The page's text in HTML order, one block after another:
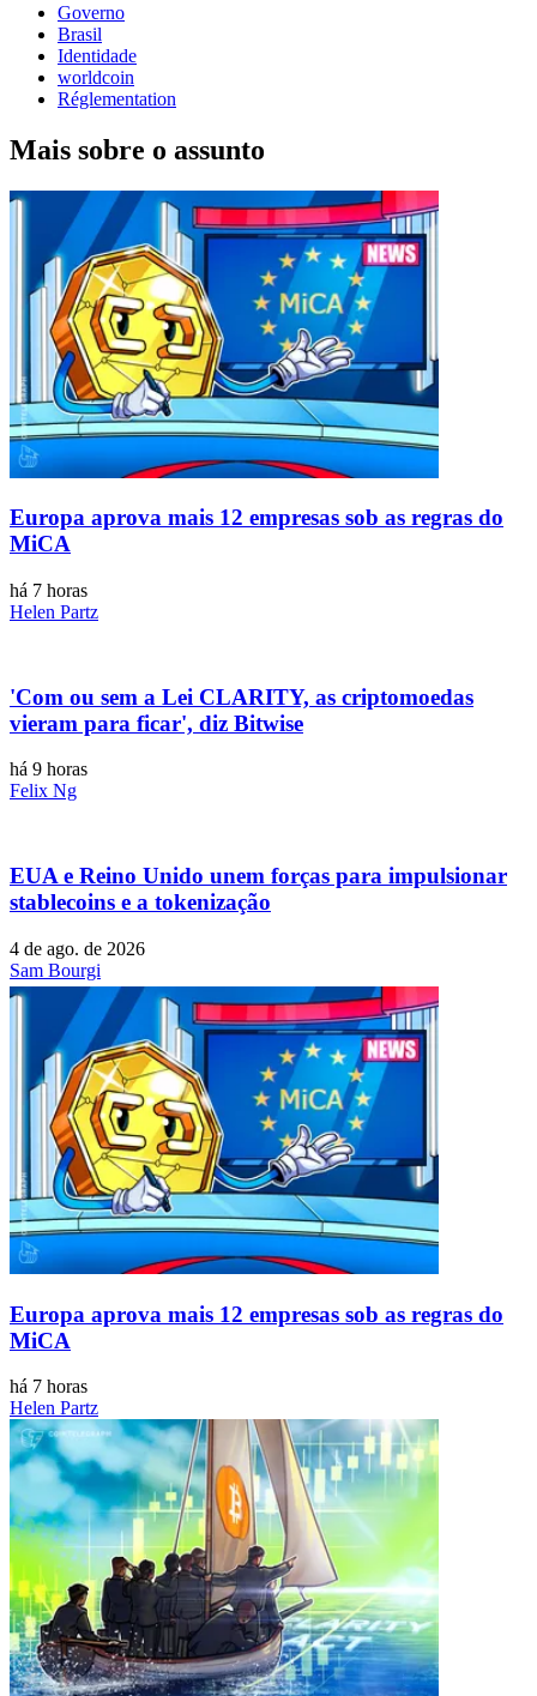
Governo
Brasil
Identidade
worldcoin
Réglementation
Mais sobre o assunto
Europa aprova mais 12 empresas sob as regras do
MiCA
há 7 horas
Helen Partz
'Com ou sem a Lei CLARITY, as criptomoedas
vieram para ficar', diz Bitwise
há 9 horas
Felix Ng
EUA e Reino Unido unem forças para impulsionar
stablecoins e a tokenização
4 de ago. de 2026
Sam Bourgi
Europa aprova mais 12 empresas sob as regras do
MiCA
há 7 horas
Helen Partz